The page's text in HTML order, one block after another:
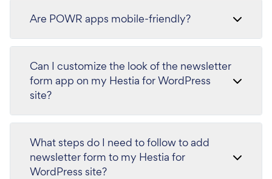
Are POWR apps mobile-friendly?
Can I customize the look of the newsletter
form app on my Hestia for WordPress
site?
What steps do I need to follow to add
newsletter form to my Hestia for
WordPress site?